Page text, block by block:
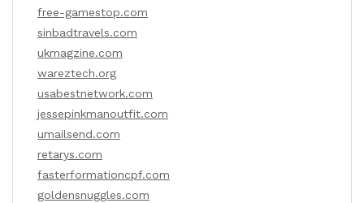
free-gamestop.com
sinbadtravels.com
ukmagzine.com
wareztech.org
usabestnetwork.com
jessepinkmanoutfit.com
umailsend.com
retarys.com
fasterformationcpf.com
goldensnuggles.com